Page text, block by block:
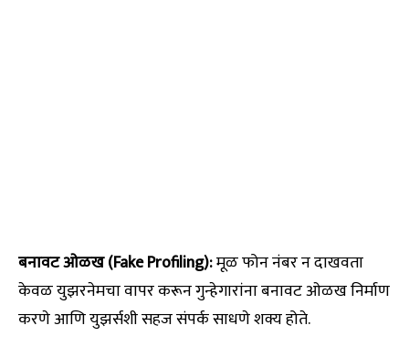
बनावट ओळख (Fake Profiling):मूळ फोन नंबर न दाखवता
केवळ युझरनेमचा वापर करून गुन्हेगारांना बनावट ओळख निर्माण
करणे आणि युझर्सशी सहज संपर्क साधणे शक्य होते.